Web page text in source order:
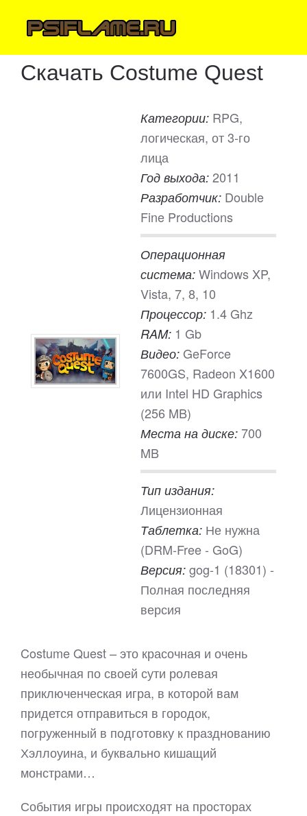
Скачать Costume Quest
Категории: RPG,
логическая, от 3-го
лица
Год выхода: 2011
Разработчик: Double
Fine Productions
Операционная
система: Windows XP,
Vista, 7, 8, 10
Процессор: 1.4 Ghz
RAM: 1 Gb
Видео: GeForce
7600GS, Radeon X1600
или Intel HD Graphics
(256 MB)
Места на диске: 700
MB
Тип издания:
Лицензионная
Таблетка: Не нужна
(DRM-Free - GoG)
Версия: gog-1 (18301) -
Полная последняя
версия
Costume Quest – это красочная и очень
необычная по своей сути ролевая
приключенческая игра, в которой вам
придется отправиться в городок,
погруженный в подготовку к празднованию
Хэллоуина, и буквально кишащий
монстрами…
События игры происходят на просторах